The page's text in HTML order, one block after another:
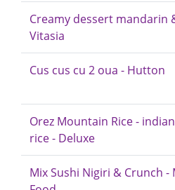
Creamy dessert mandarin
Vitasia
Cus cus cu 2 oua - Hutton
Orez Mountain Rice -
rice - Deluxe
Mix Sushi Nigiri & Crunch -